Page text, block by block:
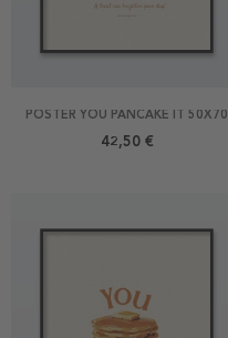
POSTER YOU PANCAKE IT 50X70
42,50 €